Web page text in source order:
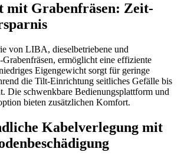
mit Grabenfräsen: Zeit-
von LIBA, dieselbetriebene und
ermöglicht eine effiziente
Eigengewicht sorgt für geringe
die Tilt-Einrichtung seitliches Gefälle bis
Die schwenkbare Bedienungsplattform und
bieten zusätzlichen Komfort.
Kabelverlegung mit